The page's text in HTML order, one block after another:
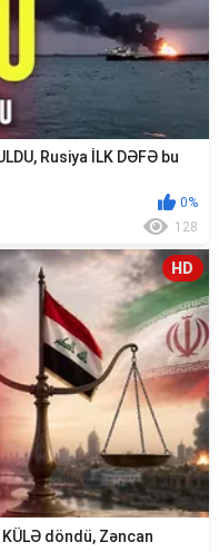
Rusiya İLK DƏFƏ bu
0%
128
HD
KÜLƏ döndü, Zəncan